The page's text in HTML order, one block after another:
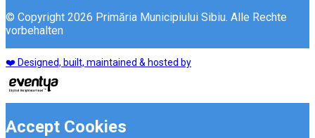
© Copyright 2026 Primăria Municipiului Sibiu. Alle Rechte
vorbehalten
❤️ Designed, built, maintained & hosted by
Accept Cookies